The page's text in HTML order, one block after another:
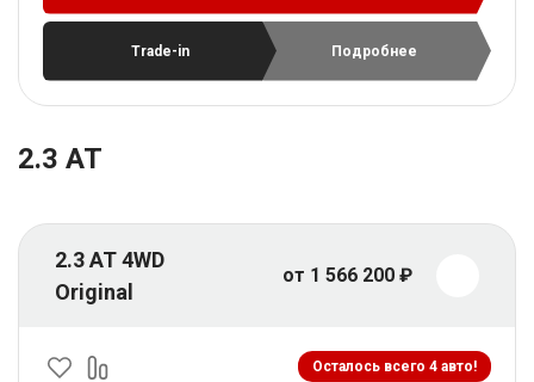
Trade-in Подробнее
2.3 AT
2.3 AT 4WD
Original
от 1 566 200 ₽
Осталось всего 4 авто!